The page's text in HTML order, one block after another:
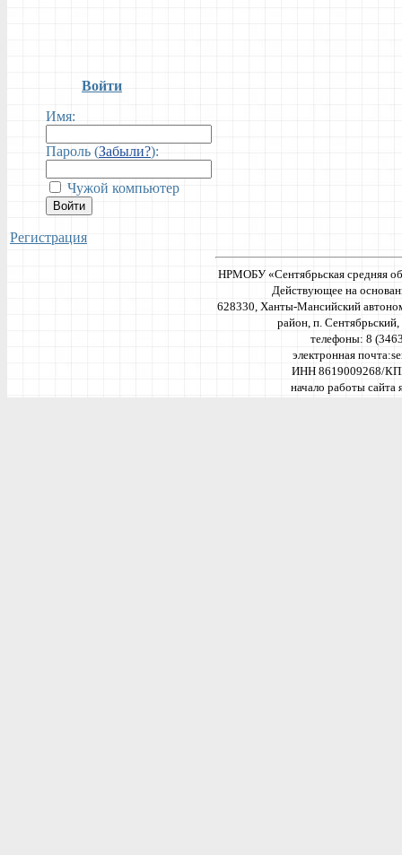
Войти
Имя:
Пароль (Забыли?):
Чужой компьютер
Войти
Регистрация
НРМОБУ «Сентябрьская средняя
Действующее на
628330, Ханты-Мансийский
район, п. Сентябрьский,
телефоны: 8
электронная почта:
ИНН 8619009268/
начало работы сайта